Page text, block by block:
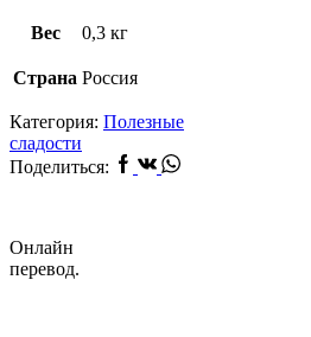
Вес 0,3 кг
Страна Россия
Категория: Полезные
сладости
Поделиться: Facebook
Vk Whatsapp
Онлайн
перевод.